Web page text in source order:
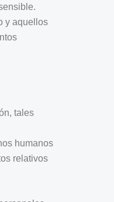
y aquellos
tales
humanos
relativos